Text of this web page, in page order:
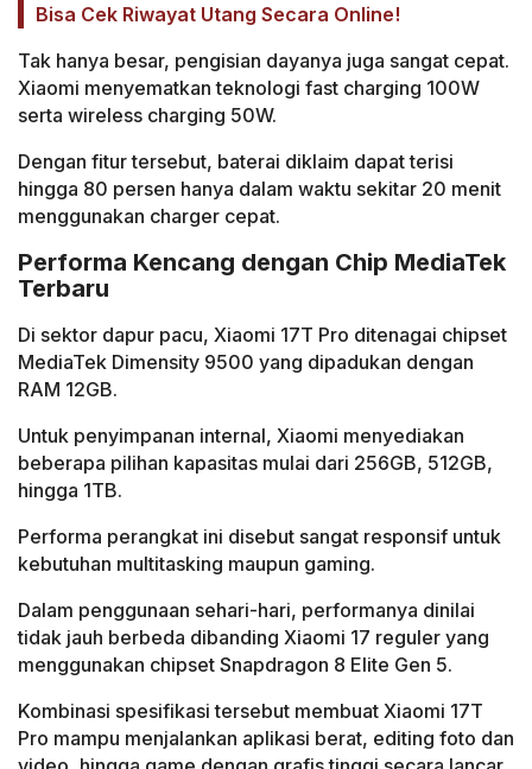
Bisa Cek Riwayat Utang Secara Online!
Tak hanya besar, pengisian dayanya juga sangat cepat.
Xiaomi menyematkan teknologi fast charging 100W
serta wireless charging 50W.
Dengan fitur tersebut, baterai diklaim dapat terisi
hingga 80 persen hanya dalam waktu sekitar 20 menit
menggunakan charger cepat.
Performa Kencang dengan Chip MediaTek
Terbaru
Di sektor dapur pacu, Xiaomi 17T Pro ditenagai chipset
MediaTek Dimensity 9500 yang dipadukan dengan
RAM 12GB.
Untuk penyimpanan internal, Xiaomi menyediakan
beberapa pilihan kapasitas mulai dari 256GB, 512GB,
hingga 1TB.
Performa perangkat ini disebut sangat responsif untuk
kebutuhan multitasking maupun gaming.
Dalam penggunaan sehari-hari, performanya dinilai
tidak jauh berbeda dibanding Xiaomi 17 reguler yang
menggunakan chipset Snapdragon 8 Elite Gen 5.
Kombinasi spesifikasi tersebut membuat Xiaomi 17T
Pro mampu menjalankan aplikasi berat, editing foto dan